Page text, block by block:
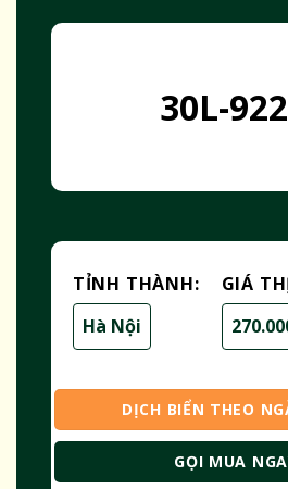
30L-
TỈNH THÀNH:
Hà Nội
GIÁ
DỊCH BIỂN THEO
GỌI MUA